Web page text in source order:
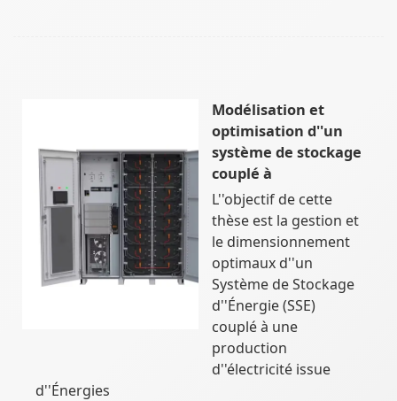
Modélisation et
optimisation d''un
système de stockage
couplé à
L''objectif de cette
thèse est la gestion et
le dimensionnement
optimaux d''un
Système de Stockage
d''Énergie (SSE)
couplé à une
production
d''électricité issue
d''Énergies